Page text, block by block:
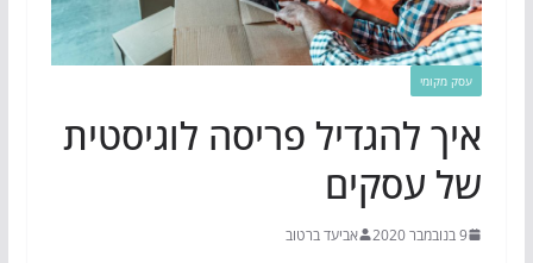
עסק מקומי
איך להגדיל פריסה לוגיסטית
של עסקים
9 בנובמבר 2020 אביעד ברטוב